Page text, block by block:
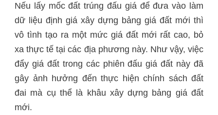
Nếu lấy mốc đất trúng đấu giá để đưa vào làm
dữ liệu định giá xây dựng bảng giá đất mới thì
vô tình tạo ra một mức giá đất mới rất cao, bỏ
xa thực tế tại các địa phương này. Như vậy, việc
đẩy giá đất trong các phiên đấu giá đất này đã
gây ảnh hưởng đến thực hiện chính sách đất
đai mà cụ thể là khâu xây dựng bảng giá đất
mới.